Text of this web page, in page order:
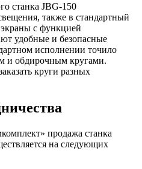
станка JBG-150
также в стандартный
с функцией
удобные и безопасные
исполнении точило
и обдирочным кругами.
круги разных
продажа станка
на следующих